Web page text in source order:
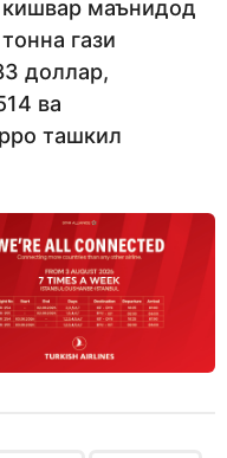
кишвар маънидод
гази
доллар,
ва
ташкил